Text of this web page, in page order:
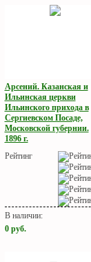
Арсений. Казанская и
Ильинская церкви
Ильинского прихода в
Сергиевском Посаде,
Московской губернии.
1896 г.
Рейтинг
В наличии:
0 руб.